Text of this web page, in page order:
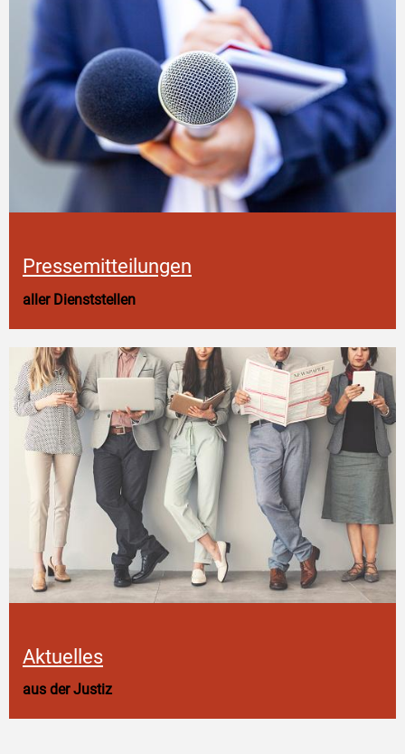
Pressemitteilungen
aller Dienststellen
Aktuelles
aus der Justiz